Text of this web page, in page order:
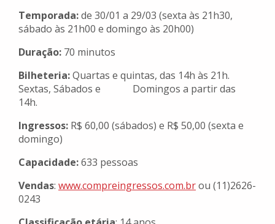
Temporada:de 30/01 a 29/03 (sexta às 21h30,
sábado às 21h00 e domingo às 20h00)
Duração: 70 minutos
Bilheteria:Quartas e quintas, das 14h às 21h.
Sextas, Sábados e Domingos a partir das
14h.
Ingressos: R$ 60,00 (sábados) e R$ 50,00 (sexta e
domingo)
Capacidade:633 pessoas
Vendas: www.compreingressos.com.brou (11)2626-
0243